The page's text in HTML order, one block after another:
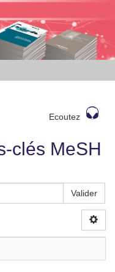
Ecoutez
clés MeSH
Valider